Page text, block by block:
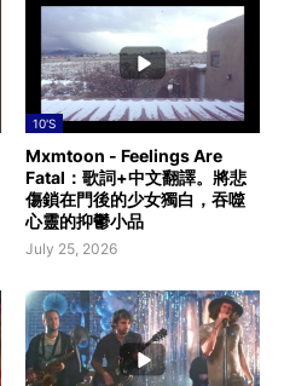
10'S
Mxmtoon - Feelings Are
Fatal：歌詞+中文翻譯。將悲
傷鎖在門後的少女獨白，吞噬
心靈的抑鬱小品
July 25, 2026